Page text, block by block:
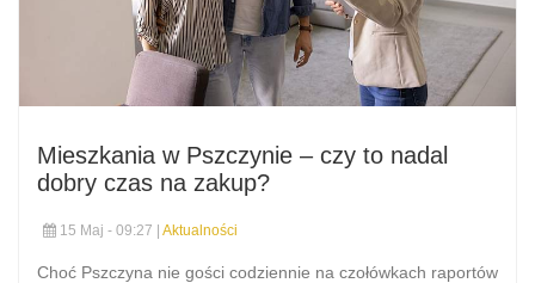
Mieszkania w Pszczynie – czy to nadal
dobry czas na zakup?
15 Maj - 09:27 | Aktualności
Choć Pszczyna nie gości codziennie na czołówkach raportów